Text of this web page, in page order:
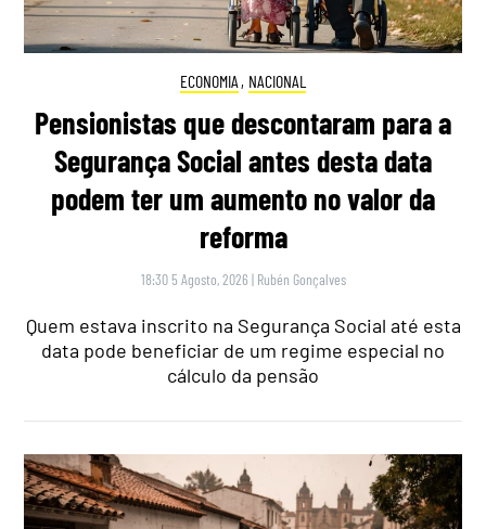
ECONOMIA , NACIONAL
Pensionistas que descontaram para a
Segurança Social antes desta data
podem ter um aumento no valor da
reforma
18:30 5 Agosto, 2026 | Rubén Gonçalves
Quem estava inscrito na Segurança Social até esta
data pode beneficiar de um regime especial no
cálculo da pensão